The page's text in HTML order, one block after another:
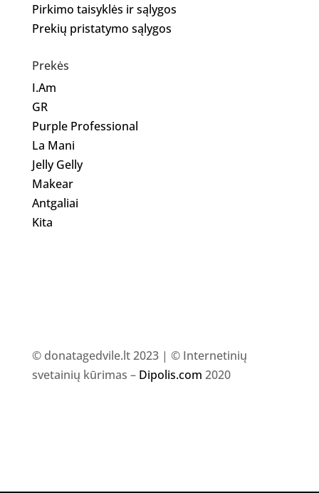
Pirkimo taisyklės ir sąlygos
Prekių pristatymo sąlygos
Prekės
I.Am
GR
Purple Professional
La Mani
Jelly Gelly
Makear
Antgaliai
Kita
© donatagedvile.lt 2023 | © Internetinių
svetainių kūrimas – Dipolis.com 2020